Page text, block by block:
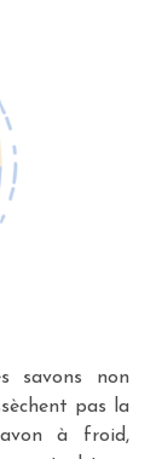
savons non
pas la
à froid,